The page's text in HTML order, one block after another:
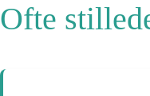
Ofte